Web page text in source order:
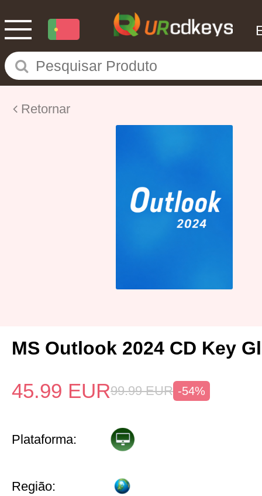
Retornar
MS Outlook 2024 CD Key
45.99 EUR99.99 EUR -54%
Plataforma:
Região: